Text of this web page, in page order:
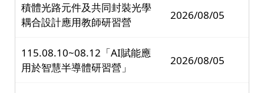
積體光路元件及共同封裝光學
耦合設計應用教師研習營
2026/08/05
115.08.10~08.12「AI賦能應
用於智慧半導體研習營」
2026/08/05